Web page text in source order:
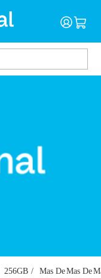
256GB
Mas DeMas De